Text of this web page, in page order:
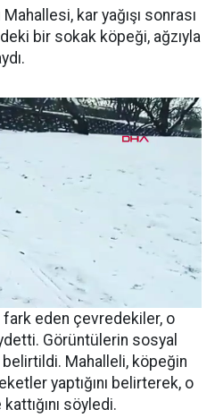
kar yağışı sonrası
bir sokak köpeği, ağzıyla
fark eden çevredekiler, o
Görüntülerin sosyal
belirtildi. Mahalleli, köpeğin
yaptığını belirterek, o
söyledi.